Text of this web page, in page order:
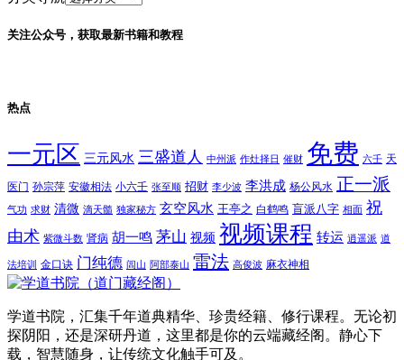
关注公众号，获取最新书籍和教程
热点
一元区 三元风水 三盛道人 中州派 作灶择日 催财 免费 六壬 天
医门 孙宗萍 安徽相法 小六壬 张至顺 招财 李少波 李洪成 杨公风水 正一派
气功 求财 清微 滴天髓 独家秘方 玄空风水 王亭之 白鹤鸣 盲派八字 相面 祝
由术 紫微斗数 肾病 胡一鸣 茅山 视频 视频课程 转运 逍遥派 道
法培训 金口诀 门纯德 闾山 阿部泰山 雷法 高俊波 麻衣神相
学道书院，汇集千年道典精华、珍贵经籍、修行课程。无论初
探阴阳，还是深研丹道，这里都是你的云端藏经阁。静心下
载，智慧随身，让传统文化触手可及。